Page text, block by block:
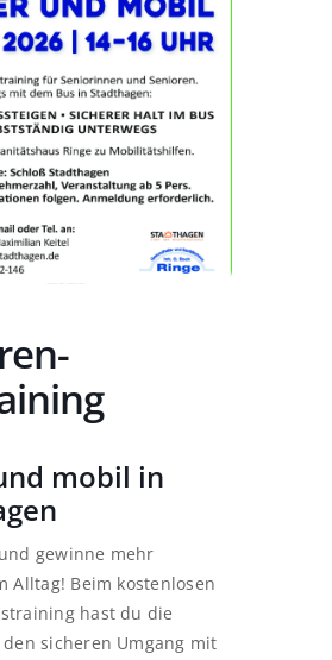
mobil in
gewinne mehr
Alltag! Beim kostenlosen
hast du die
sicheren Umgang mit